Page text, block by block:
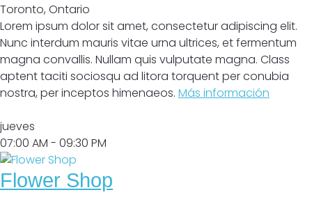
Toronto, Ontario
Lorem ipsum dolor sit amet, consectetur adipiscing elit.
Nunc interdum mauris vitae urna ultrices, et fermentum
magna convallis. Nullam quis vulputate magna. Class
aptent taciti sociosqu ad litora torquent per conubia
nostra, per inceptos himenaeos. Más información
jueves
07:00 AM - 09:30 PM
Flower Shop